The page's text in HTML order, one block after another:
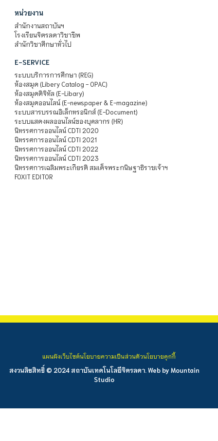
หน่วยงาน
สำนักงานสถาบันฯ
โรงเรียนจิตรลดาวิชาชีพ
สำนักวิชาศึกษาทั่วไป
E-SERVICE
ระบบบริการการศึกษา (REG)
ห้องสมุด (Libery Catalog - OPAC)
ห้องสมุดดิจิทัล (E-Libary)
ห้องสมุดออนไลน์ (E-newspaper & E-magazine)
ระบบสารบรรณอิเล็กทรอนิกส์ (E-Document)
ระบบแสดงผลออนไลน์ของบุคลากร (HR)
นิทรรศการออนไลน์ CDTI 2020
นิทรรศการออนไลน์ CDTI 2021
นิทรรศการออนไลน์ CDTI 2022
นิทรรศการออนไลน์ CDTI 2023
นิทรรศการเฉลิมพระเกียรติ สมเด็จพระกนิษฐาธิราชเจ้าฯ
FOXIT EDITOR
สงวนลิขสิทธิ์ © 2024 สถาบันเทคโนโลยีจิตรลดา. Web by Mountain
Studio
แผนผังเว็บไซต์นโยบายความเป็นส่วนตัวนโยบายคุกกี้